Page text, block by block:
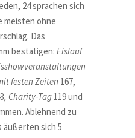
24 sprachen sich
meisten ohne
Das
bestätigen: Eislauf
festen Zeiten 167,
, Charity-Tag119 und
Ablehnend zu
äußerten sich 5